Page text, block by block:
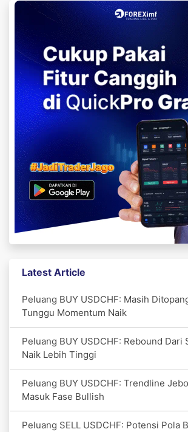
Latest Article
Peluang BUY USDCHF: Masih
Tunggu Momentum Naik
Peluang BUY USDCHF: Rebound Dari
Naik Lebih Tinggi
Peluang BUY USDCHF: Trendline
Masuk Fase Bullish
Peluang SELL USDCHF: Potensi Pola